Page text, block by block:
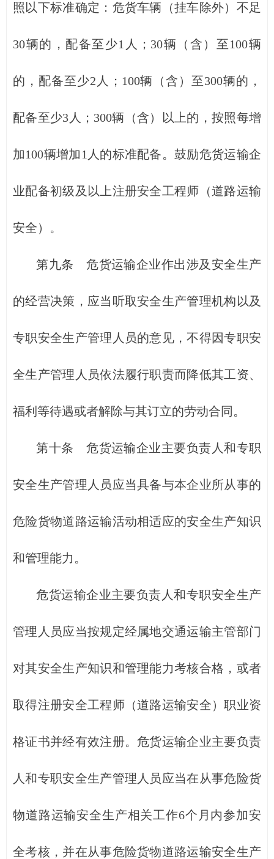
照以下标准确定：危货车辆（挂车除外）不足
30辆的，配备至少1人；30辆（含）至100辆
的，配备至少2人；100辆（含）至300辆的，
配备至少3人；300辆（含）以上的，按照每增
加100辆增加1人的标准配备。鼓励危货运输企
业配备初级及以上注册安全工程师（道路运输
安全）。
第九条 危货运输企业作出涉及安全生产
的经营决策，应当听取安全生产管理机构以及
专职安全生产管理人员的意见，不得因专职安
全生产管理人员依法履行职责而降低其工资、
福利等待遇或者解除与其订立的劳动合同。
第十条 危货运输企业主要负责人和专职
安全生产管理人员应当具备与本企业所从事的
危险货物道路运输活动相适应的安全生产知识
和管理能力。
危货运输企业主要负责人和专职安全生产
管理人员应当按规定经属地交通运输主管部门
对其安全生产知识和管理能力考核合格，或者
取得注册安全工程师（道路运输安全）职业资
格证书并经有效注册。危货运输企业主要负责
人和专职安全生产管理人员应当在从事危险货
物道路运输安全生产相关工作6个月内参加安
全考核，并在从事危险货物道路运输安全生产